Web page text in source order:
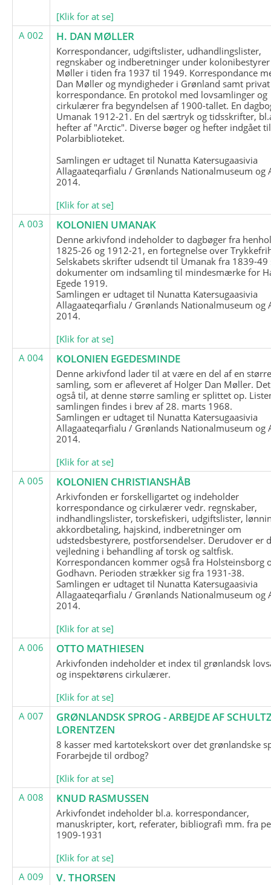
[Klik for at se]
A 002
H. DAN MØLLER
Korrespondancer, udgiftslister, udhandlingslister,
regnskaber og indberetninger under
Møller i tiden fra 1937 til 1949. Korrespondance
Dan Møller og myndigheder i Grønland samt privat
korrespondance. En protokol med lovsamlinger og
cirkulærer fra begyndelsen af 1900-tallet. En
Umanak 1912-21. En del særtryk og tidsskrifter,
hefter af "Arctic". Diverse bøger og hefter indgået til
Polarbiblioteket.
Samlingen er udtaget til Nunatta Katersugaasivia
Allagaateqarfialu / Grønlands Nationalmuseum og
2014.
[Klik for at se]
A 003
KOLONIEN UMANAK
Denne arkivfond indeholder to dagbøger fra
1825-26 og 1912-21, en fortegnelse over
Selskabets skrifter udsendt til Umanak fra 1839-49
dokumenter om indsamling til mindesmærke for
Egede 1919.
Samlingen er udtaget til Nunatta Katersugaasivia
Allagaateqarfialu / Grønlands Nationalmuseum og
2014.
[Klik for at se]
A 004
KOLONIEN EGEDESMINDE
Denne arkivfond lader til at være en del af en
samling, som er afleveret af Holger Dan Møller.
også til, at denne større samling er splittet op.
samlingen findes i brev af 28. marts 1968.
Samlingen er udtaget til Nunatta Katersugaasivia
Allagaateqarfialu / Grønlands Nationalmuseum og
2014.
[Klik for at se]
A 005
KOLONIEN CHRISTIANSHÅB
Arkivfonden er forskelligartet og indeholder
korrespondance og cirkulærer vedr. regnskaber,
indhandlingslister, torskefiskeri, udgiftslister,
akkordbetaling, hajskind, indberetninger om
udstedsbestyrere, postforsendelser. Derudover er
vejledning i behandling af torsk og saltfisk.
Korrespondancen kommer også fra Holsteinsborg
Godhavn. Perioden strækker sig fra 1931-38.
Samlingen er udtaget til Nunatta Katersugaasivia
Allagaateqarfialu / Grønlands Nationalmuseum og
2014.
[Klik for at se]
A 006
OTTO MATHIESEN
Arkivfonden indeholder et index til grønlandsk
og inspektørens cirkulærer.
[Klik for at se]
A 007
GRØNLANDSK SPROG - ARBEJDE AF
LORENTZEN
8 kasser med kartotekskort over det grønlandske
Forarbejde til ordbog?
[Klik for at se]
A 008
KNUD RASMUSSEN
Arkivfondet indeholder bl.a. korrespondancer,
manuskripter, kort, referater, bibliografi mm. fra
1909-1931
[Klik for at se]
A 009
V. THORSEN